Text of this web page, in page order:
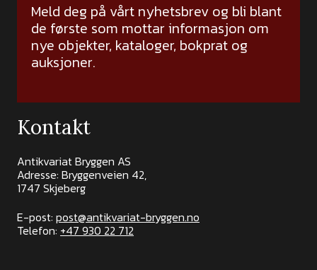
Meld deg på vårt nyhetsbrev og bli blant
de første som mottar informasjon om
nye objekter, kataloger, bokprat og
auksjoner.
Kontakt
Antikvariat Bryggen AS
Adresse: Bryggenveien 42,
1747 Skjeberg
E-post: post@antikvariat-bryggen.no
Telefon: +47 930 22 712